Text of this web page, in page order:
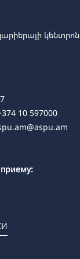
կենտրոն
10 597000